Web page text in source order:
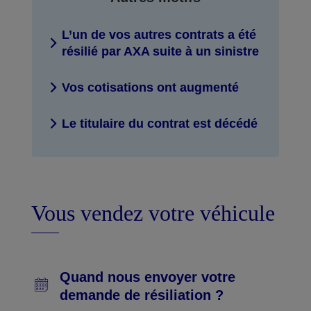
L’un de vos autres contrats a été
résilié par AXA suite à un sinistre
Vos cotisations ont augmenté
Le titulaire du contrat est décédé
Vous vendez votre véhicule
Quand nous envoyer votre
demande de résiliation ?